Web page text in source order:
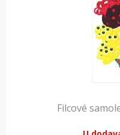
Filcové